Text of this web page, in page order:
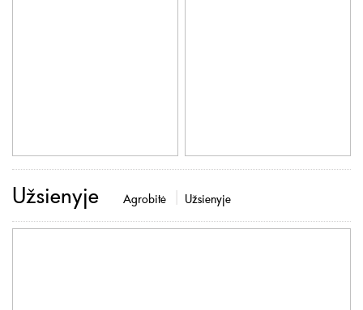
Užsienyje Agrobitė Užsienyje